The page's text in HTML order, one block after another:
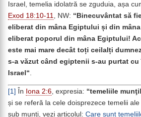
Israel, temelia idolatră se zguduia, așa
Exod 18:10-11, NW: “ Binecuvântat să
eliberat din mâna Egiptului și din
eliberat poporul din mâna Egiptului!
este mai mare decât toți ceilalți
s-a văzut când egiptenii s-au purtat cu
Israel “.
[1] În Iona 2:6 , expresia: “temeliile
și se referă la cele doisprezece temelii
sub munți, vezi articolul: Care sunt